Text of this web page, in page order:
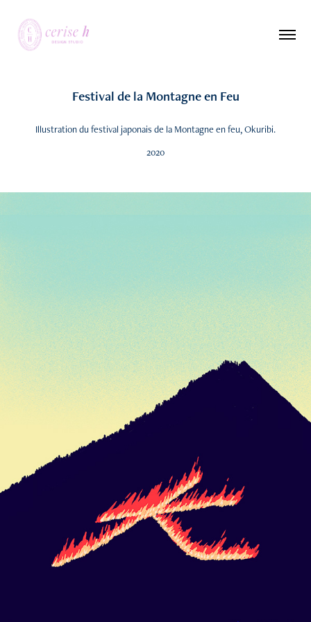
Festival de la Montagne en Feu
Illustration du festival japonais de la Montagne en feu, Okuribi.
2020